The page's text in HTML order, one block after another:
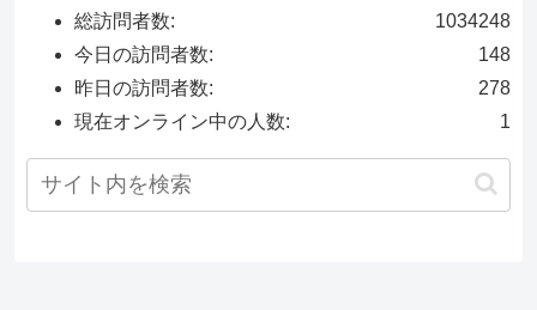
1034248
総訪問者数:
148
今日の訪問者数:
278
昨日の訪問者数:
1
現在オンライン中の人数: